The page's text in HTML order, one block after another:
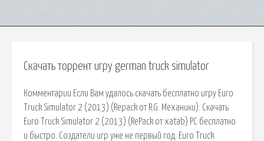
Скачать торрент игру german truck simulator
Комментарии Если Вам удалось скачать бесплатно игру Euro
Truck Simulator 2 (2013) (Repack от R.G. Механики). Скачать
Euro Truck Simulator 2 (2013) (RePack от xatab) PC бесплатно
и быстро. Создатели игр уже не первый год. Euro Truck